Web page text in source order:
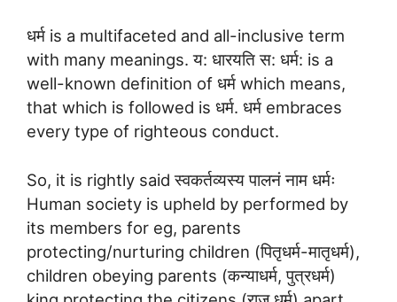
धर्म is a multifaceted and all-inclusive term
with many meanings. य: धारयति स: धर्म: is a
well-known definition of धर्म which means,
that which is followed is धर्म. धर्म embraces
every type of righteous conduct.
So, it is rightly said स्वकर्तव्यस्य पालनं नाम धर्मः
Human society is upheld by performed by
its members for eg, parents
protecting/nurturing children (पितृधर्म-मातृधर्म),
children obeying parents (कन्याधर्म, पुत्रधर्म)